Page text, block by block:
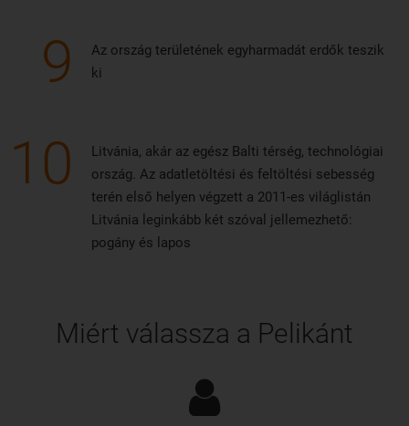
9
Az ország területének egyharmadát erdők teszik
ki
10
Litvánia, akár az egész Balti térség, technológiai
ország. Az adatletöltési és feltöltési sebesség
terén első helyen végzett a 2011-es világlistán
Litvánia leginkább két szóval jellemezhető:
pogány és lapos
Miért válassza a Pelikánt